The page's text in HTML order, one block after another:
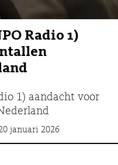
Radio 1)
1) aandacht voor
januari 2026